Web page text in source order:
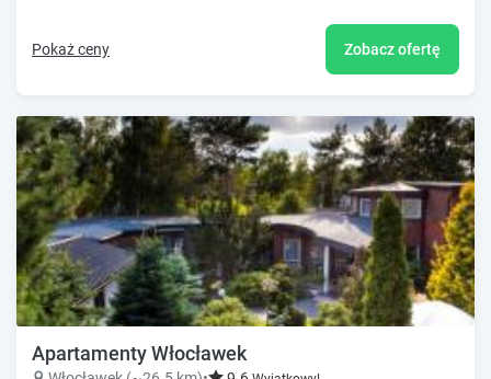
Pokaż ceny Zobacz ofertę
Apartamenty Włocławek